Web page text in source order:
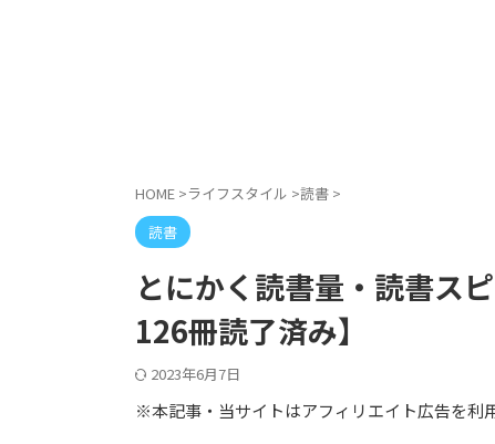
HOME >ライフスタイル >読書 >
読書
とにかく読書量・読書ス
126冊読了済み】
2023年6月7日
※本記事・当サイトはアフィリエイト広告を利